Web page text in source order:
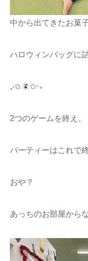
中から出てきたお菓
ハロウィンバッグに
₊‧✩ ✩‧₊
2つのゲームを終え、
パーティーはこれで
おや？
あっちのお部屋から